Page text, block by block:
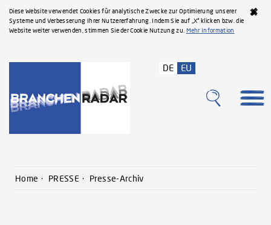
Diese Website verwendet Cookies für analytische Zwecke zur Optimierung unserer
Systeme und Verbesserung Ihrer Nutzererfahrung. Indem Sie auf „X“ klicken bzw. die
Website weiter verwenden, stimmen Sie der Cookie Nutzung zu. Mehr Information
DE EU
Home PRESSE Presse-Archiv